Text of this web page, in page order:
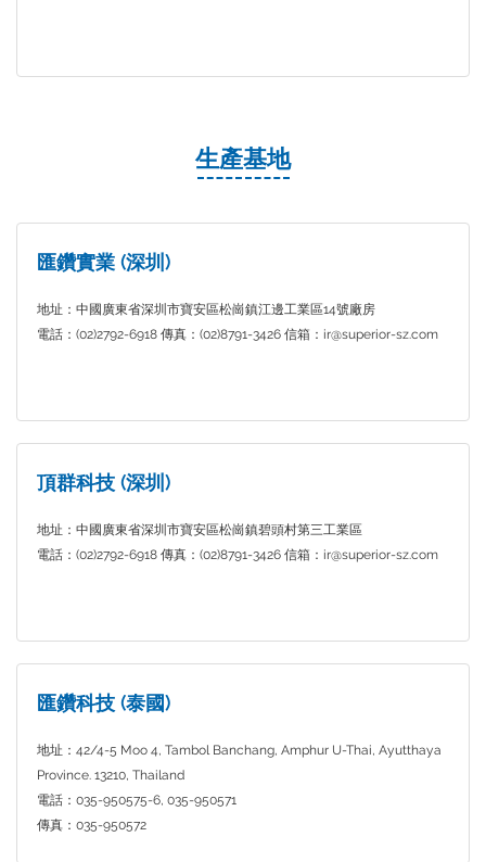
生產基地
匯鑽實業 (深圳)
地址：中國廣東省深圳市寶安區松崗鎮江邊工業區14號廠房
電話：(02)2792-6918 傳真：(02)8791-3426 信箱：ir@superior-sz.com
頂群科技 (深圳)
地址：中國廣東省深圳市寶安區松崗鎮碧頭村第三工業區
電話：(02)2792-6918 傳真：(02)8791-3426 信箱：ir@superior-sz.com
匯鑽科技 (泰國)
地址：42/4-5 Moo 4, Tambol Banchang, Amphur U-Thai, Ayutthaya
Province. 13210, Thailand
電話：035-950575-6, 035-950571
傳真：035-950572